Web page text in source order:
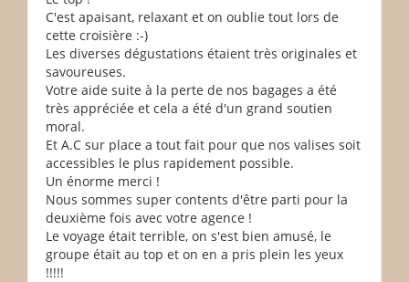
C'est apaisant, relaxant et on oublie tout lors de
cette croisière :-)
Les diverses dégustations étaient très originales et
savoureuses.
Votre aide suite à la perte de nos bagages a été
très appréciée et cela a été d'un grand soutien
moral.
Et A.C sur place a tout fait pour que nos valises soit
accessibles le plus rapidement possible.
Un énorme merci !
Nous sommes super contents d'être parti pour la
deuxième fois avec votre agence !
Le voyage était terrible, on s'est bien amusé, le
groupe était au top et on en a pris plein les yeux
!!!!!